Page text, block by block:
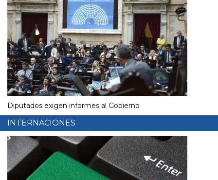
Diputados exigen informes al Gobierno
INTERNACIONES